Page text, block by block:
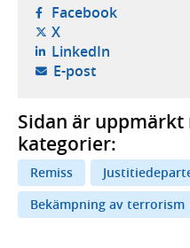
Facebook- öppnas i
X- öppnas i ny flik,
LinkedIn- öppnas i
E-post- öppnar din
Sidan är
kategorier:
Remiss
Bekämpning av terrorism